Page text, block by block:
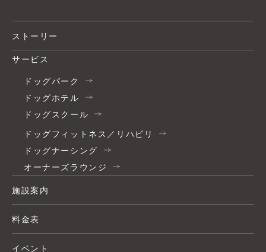
ストーリー
サービス
ドッグパーク
ドッグホテル
ドッグスクール
ドッグフィットネス／リハビリ
ドッグナーシング
オーナーズラウンジ
施設案内
料金表
イベント